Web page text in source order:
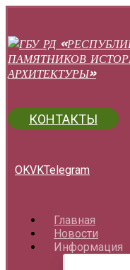
КОНТАКТЫ
OKVKTelegram
Главная
Новости
Информация